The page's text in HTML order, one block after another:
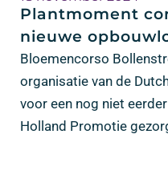
Plantmoment
nieuwe
Bloemencorso
organisatie van de
voor een nog niet
Holland Promotie